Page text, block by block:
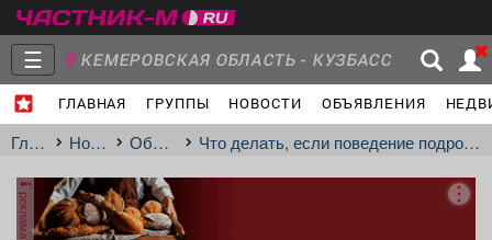
☰ КЕМЕРОВСКАЯ ОБЛАСТЬ - КУЗБАСС
ГЛАВНАЯ ГРУППЫ НОВОСТИ ОБЪЯВЛЕНИЯ
Главная
Группы
Главная Новости Общество Что делать, если поведение подростка резко изменилось?
реклама